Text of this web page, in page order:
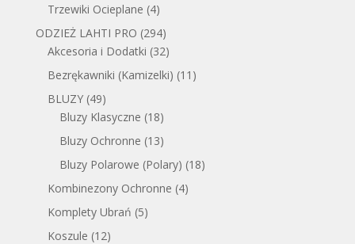
Trzewiki Ocieplane (4)
ODZIEŻ LAHTI PRO (294)
Akcesoria i Dodatki (32)
Bezrękawniki (Kamizelki) (11)
BLUZY (49)
Bluzy Klasyczne (18)
Bluzy Ochronne (13)
Bluzy Polarowe (Polary) (18)
Kombinezony Ochronne (4)
Komplety Ubrań (5)
Koszule (12)